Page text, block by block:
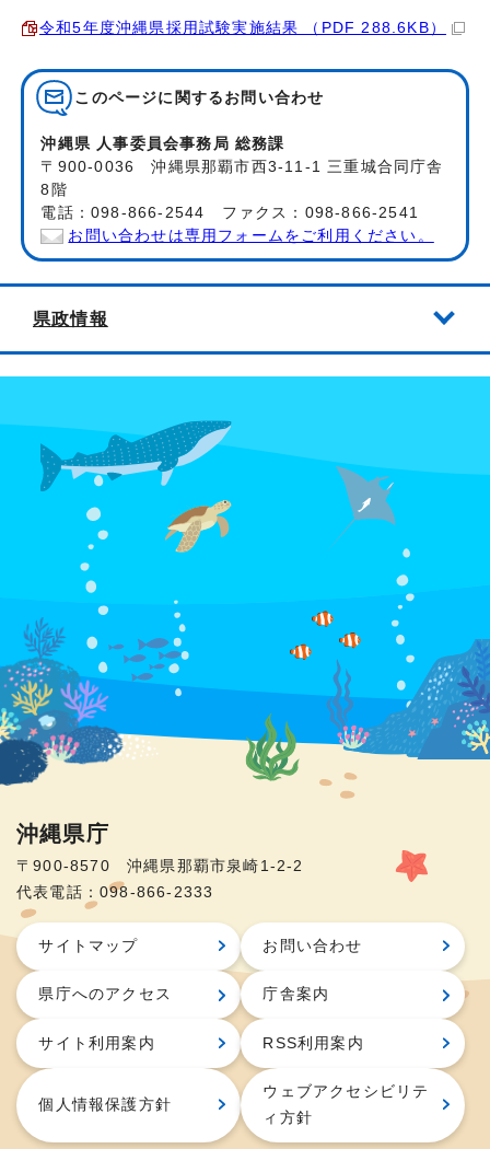
令和5年度沖縄県採用試験実施結果 （PDF 288.6KB）
このページに関する お問い合わせ
沖縄県 人事委員会事務局 総務課
〒900-0036 沖縄県那覇市西3-11-1 三重城合同庁舎
8階
電話：098-866-2544 ファクス：098-866-2541
お問い合わせは専用フォームをご利用ください。
県政情報
沖縄県庁
〒900-8570 沖縄県那覇市泉崎1-2-2
代表電話：098-866-2333
サイトマップ お問い合わせ
県庁へのアクセス 庁舎案内
サイト利用案内 RSS利用案内
個人情報保護方針
ウェブアクセシビリテ
ィ方針